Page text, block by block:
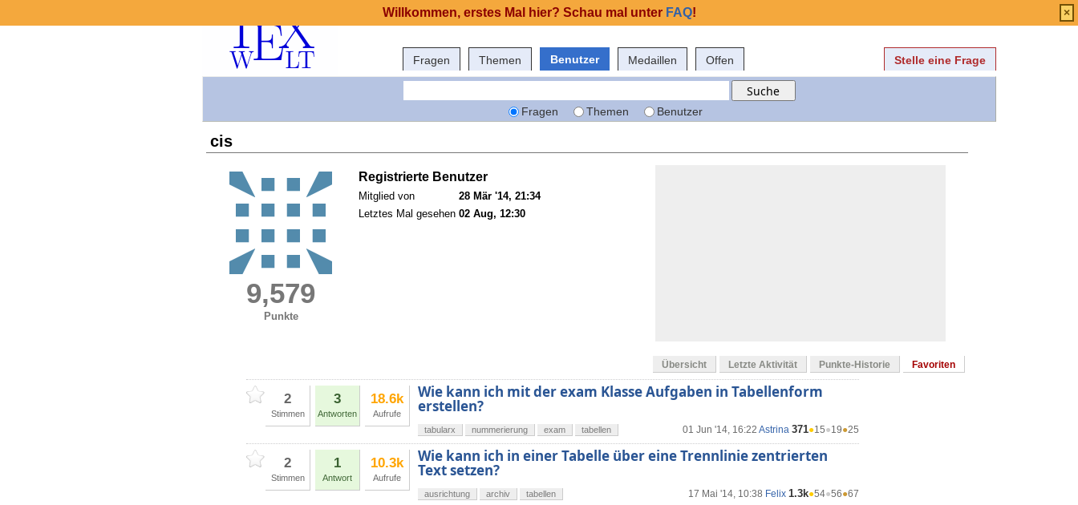
Fragen Themen Benutzer Medaillen Offen Stelle eine Frage
Fragen Themen Benutzer
cis
9,579
Punkte
Registrierte Benutzer
Mitglied von
28 Mär '14, 21:34
Letztes Mal gesehen 02 Aug, 12:30
Übersicht Letzte Aktivität Punkte-Historie Favoriten
2
Stimmen
3
Antworten
18.6k
Aufrufe
Wie kann ich mit der exam Klasse Aufgaben in Tabellenform
erstellen?
01 Jun '14, 16:22 Astrina 371●15●19●25
tabularx nummerierung exam tabellen
2
Stimmen
1
Antwort
10.3k
Aufrufe
Wie kann ich in einer Tabelle über eine Trennlinie zentrierten
Text setzen?
17 Mai '14, 10:38 Felix 1.3k●54●56●67
ausrichtung archiv tabellen
Willkommen, erstes Mal hier? Schau mal unter FAQ! ×